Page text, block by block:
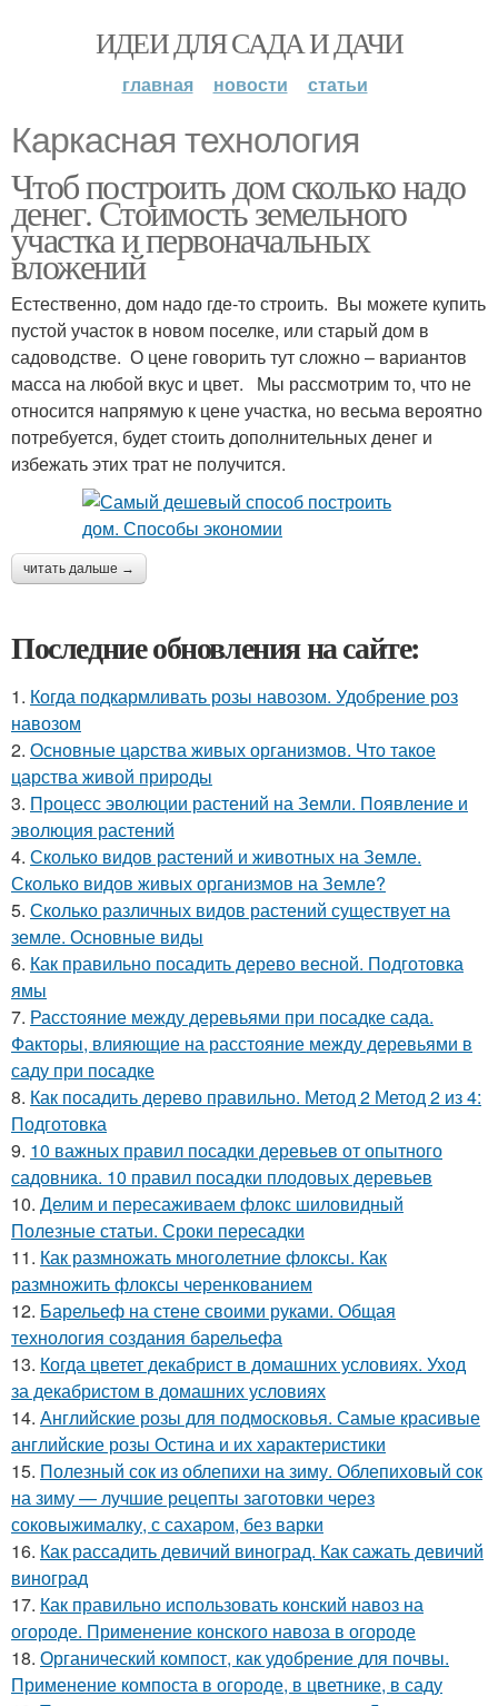
ИДЕИ ДЛЯ САДА И ДАЧИ
главная новости статьи
Каркасная технология
Чтоб построить дом сколько надо
денег. Стоимость земельного
участка и первоначальных
вложений
Естественно, дом надо где-то строить. Вы можете купить
пустой участок в новом поселке, или старый дом в
садоводстве. О цене говорить тут сложно – вариантов
масса на любой вкус и цвет. Мы рассмотрим то, что не
относится напрямую к цене участка, но весьма вероятно
потребуется, будет стоить дополнительных денег и
избежать этих трат не получится.
читать дальше →
Последние обновления на сайте:
1. Когда подкармливать розы навозом. Удобрение роз
навозом
2. Основные царства живых организмов. Что такое
царства живой природы
3. Процесс эволюции растений на Земли. Появление и
эволюция растений
4. Сколько видов растений и животных на Земле.
Сколько видов живых организмов на Земле?
5. Сколько различных видов растений существует на
земле. Основные виды
6. Как правильно посадить дерево весной. Подготовка
ямы
7. Расстояние между деревьями при посадке сада.
Факторы, влияющие на расстояние между деревьями в
саду при посадке
8. Как посадить дерево правильно. Метод 2 Метод 2 из 4:
Подготовка
9. 10 важных правил посадки деревьев от опытного
садовника. 10 правил посадки плодовых деревьев
10. Делим и пересаживаем флокс шиловидный
Полезные статьи. Сроки пересадки
11. Как размножать многолетние флоксы. Как
размножить флоксы черенкованием
12. Барельеф на стене своими руками. Общая
технология создания барельефа
13. Когда цветет декабрист в домашних условиях. Уход
за декабристом в домашних условиях
14. Английские розы для подмосковья. Самые красивые
английские розы Остина и их характеристики
15. Полезный сок из облепихи на зиму. Облепиховый сок
на зиму — лучшие рецепты заготовки через
соковыжималку, с сахаром, без варки
16. Как рассадить девичий виноград. Как сажать девичий
виноград
17. Как правильно использовать конский навоз на
огороде. Применение конского навоза в огороде
18. Органический компост, как удобрение для почвы.
Применение компоста в огороде, в цветнике, в саду